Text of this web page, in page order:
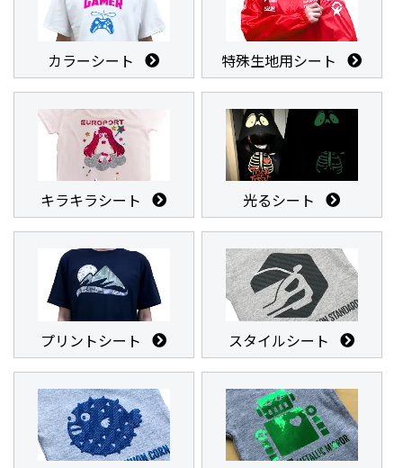
カラーシート 特殊生地用シート
キラキラシート 光るシート
プリントシート スタイルシート